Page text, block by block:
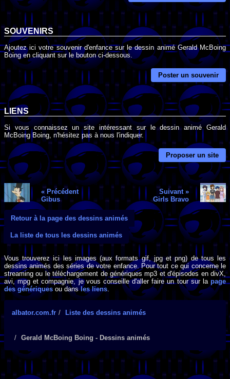
SOUVENIRS
Ajoutez ici votre souvenir d'enfance sur le dessin animé Gerald McBoing
Boing en cliquant sur le bouton ci-dessous.
Poster un souvenir
LIENS
Si vous connaissez un site intéressant sur le dessin animé Gerald
McBoing Boing, n'hésitez pas à nous l'indiquer.
Proposer un site
« Précédent
Gibus
Suivant »
Girls Bravo
Retour à la page des dessins animés
La liste de tous les dessins animés
Vous trouverez ici les images (aux formats gif, jpg et png) de tous les
dessins animés des séries de votre enfance. Pour tout ce qui concerne le
streaming ou le téléchargement de génériques mp3 et d'épisodes en divX,
avi, mpg et compagnie, je vous conseille d'aller faire un tour sur la page
des génériques ou dansles liens.
albator.com.fr Liste des dessins animés
Gerald McBoing Boing - Dessins animés